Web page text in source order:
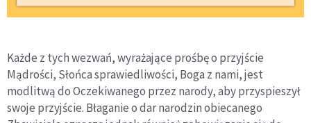
Każde z tych wezwań, wyrażające prośbę o przyjście
Mądrości, Słońca sprawiedliwości, Boga z nami, jest
modlitwą do Oczekiwanego przez narody, aby przyspieszył
swoje przyjście. Błaganie o dar narodzin obiecanego